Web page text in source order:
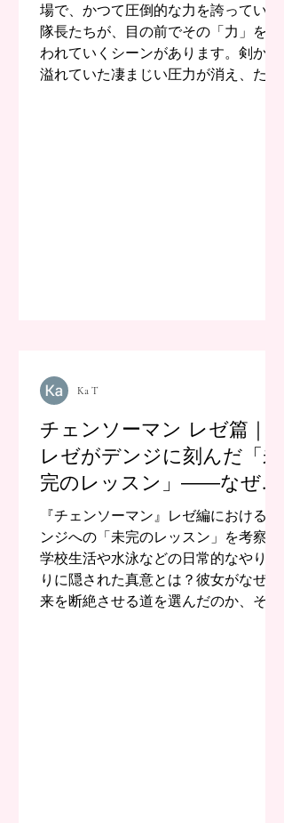
場で、かつて圧倒的な力を誇っていた
隊長たちが、目の前でその「力」を奪
われていくシーンがあります。剣から
溢れていた凄まじい圧力が消え、ただ
チェンソーマン レゼ篇｜
レゼがデンジに刻んだ「未
完のレッスン」――なぜ彼
女は未来を断絶させたのか
『チェンソーマン』レゼ編におけるデ
ンジへの「未完のレッスン」を考察。
学校生活や水泳などの日常的なやり取
りに隠された真意とは？彼女がなぜ未
来を断絶させる道を選んだのか、その
Ka T